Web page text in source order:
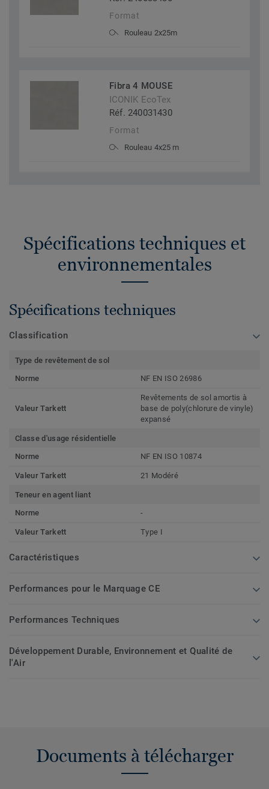
Format
Rouleau 2x25m
Fibra 4 MOUSE
ICONIK EcoTex
Réf. 240031430
Format
Rouleau 4x25 m
Spécifications techniques et
environnementales
Spécifications techniques
Classification
Type de revêtement de sol
Norme
NF EN ISO 26986
Valeur Tarkett
Revêtements de sol amortis à
base de poly(chlorure de vinyle)
expansé
Classe d'usage résidentielle
Norme
NF EN ISO 10874
Valeur Tarkett 21 Modéré
Teneur en agent liant
Norme
-
Valeur Tarkett Type I
Caractéristiques
Performances pour le Marquage CE
Performances Techniques
Développement Durable, Environnement et Qualité de
l'Air
Documents à télécharger